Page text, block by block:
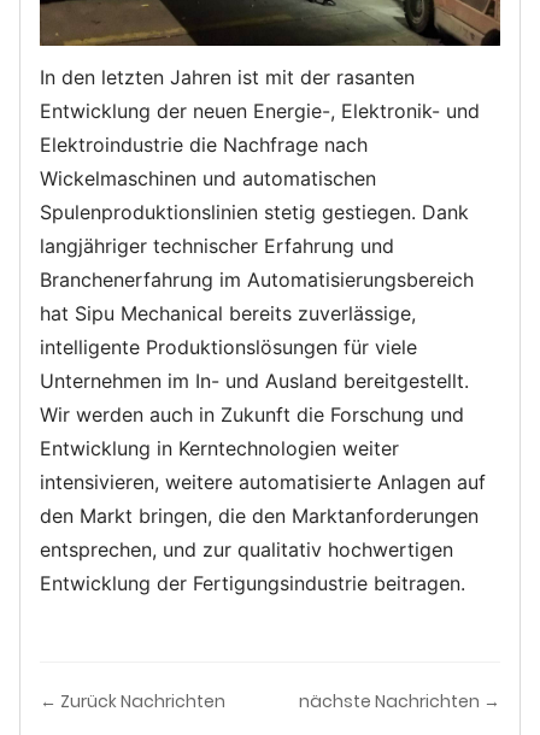
In den letzten Jahren ist mit der rasanten
Entwicklung der neuen Energie-, Elektronik- und
Elektroindustrie die Nachfrage nach
Wickelmaschinen und automatischen
Spulenproduktionslinien stetig gestiegen. Dank
langjähriger technischer Erfahrung und
Branchenerfahrung im Automatisierungsbereich
hat Sipu Mechanical bereits zuverlässige,
intelligente Produktionslösungen für viele
Unternehmen im In- und Ausland bereitgestellt.
Wir werden auch in Zukunft die Forschung und
Entwicklung in Kerntechnologien weiter
intensivieren, weitere automatisierte Anlagen auf
den Markt bringen, die den Marktanforderungen
entsprechen, und zur qualitativ hochwertigen
Entwicklung der Fertigungsindustrie beitragen.
← Zurück Nachrichten nächste Nachrichten →